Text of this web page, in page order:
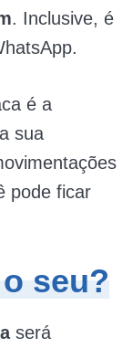
. Inclusive, é
é a
sua
pode ficar
seu?
será